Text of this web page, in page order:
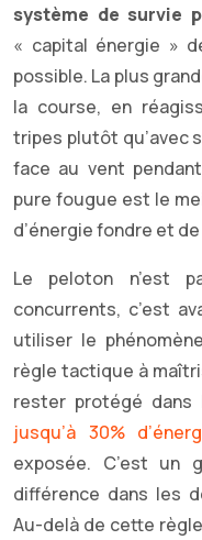
système de survie
« capital énergie »
possible. La plus
la course, en
tripes plutôt qu’avec
face au vent
pure fougue est le
d’énergie fondre et
Le peloton n’est
concurrents, c’est
utiliser le
règle tactique à
rester protégé dans
jusqu’à 30%
exposée. C’est
différence dans les
Au-delà de cette